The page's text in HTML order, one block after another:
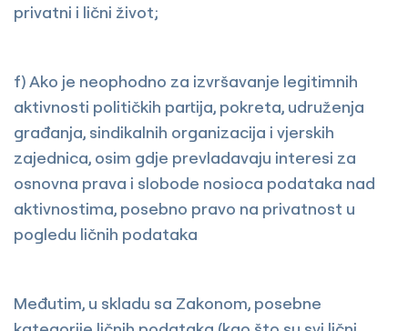
privatni i lični život;
f) Ako je neophodno za izvršavanje legitimnih
aktivnosti političkih partija, pokreta, udruženja
građanja, sindikalnih organizacija i vjerskih
zajednica, osim gdje prevladavaju interesi za
osnovna prava i slobode nosioca podataka nad
aktivnostima, posebno pravo na privatnost u
pogledu ličnih podataka
Međutim, u skladu sa Zakonom, posebne